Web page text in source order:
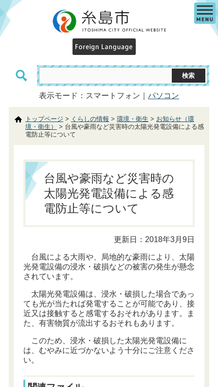
表示モード：スマートフォン｜ パソコン
トップページ > くらしの情報 > 環境・衛生 > お知らせ（環
境・衛生）
> 台風や豪雨など災害時の太陽光発電設備による感
電防止等について
台風や豪雨など災害時の
太陽光発電設備による感
電防止等について
更新日：2018年3月9日
台風による大雨や、局地的な豪雨により、太陽
光発電設備の浸水・破損などの被害の発生が懸念
されています。
太陽光発電設備は、浸水・破損した場合であっ
ても光が当たれば発電することが可能であり、接
近又は接触すると感電するおそれがあります。ま
た、有害物質が流出するおそれもあります。
このため、浸水・破損した太陽光発電設備に
は、むやみに近づかないよう十分にご注意くださ
い。